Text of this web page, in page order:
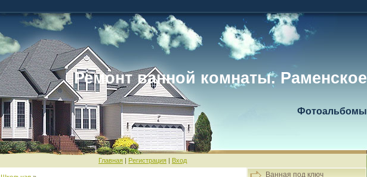
Ремонт ванной комнаты. Раменское
Фотоальбомы
Главная | Регистрация | Вход
Ванная под ключ